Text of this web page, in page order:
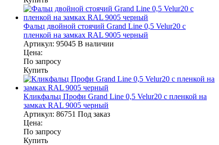
Фальц двойной стоячий Grand Line 0,5 Velur20 с
пленкой на замках RAL 9005 черный
Артикул: 95045 В наличии
Цена:
По запросу
Купить
Кликфальц Профи Grand Line 0,5 Velur20 с пленкой на
замках RAL 9005 черный
Артикул: 86751 Под заказ
Цена:
По запросу
Купить